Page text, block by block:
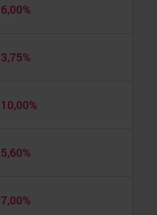
6,00%
3,75%
10,00%
5,60%
7,00%